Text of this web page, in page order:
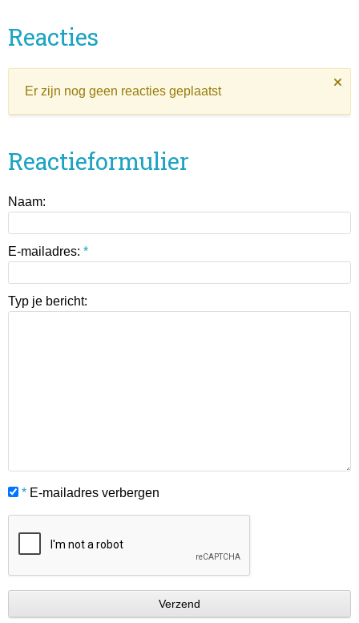
Reacties
Er zijn nog geen reacties geplaatst
Reactieformulier
Naam:
E-mailadres: *
Typ je bericht:
* E-mailadres verbergen